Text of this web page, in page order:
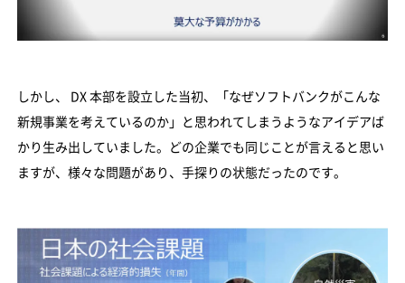
しかし、 DX 本部を設立した当初、「なぜソフトバンクがこんな
新規事業を考えているのか」と思われてしまうようなアイデアば
かり生み出していました。どの企業でも同じことが言えると思い
ますが、様々な問題があり、手探りの状態だったのです。